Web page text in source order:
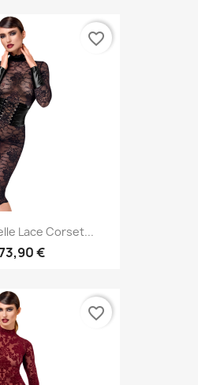
Lace Corset...
€
favorite_border
favorite_border